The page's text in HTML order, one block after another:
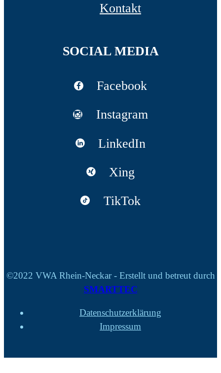
Kontakt
SOCIAL MEDIA
Facebook
Instagram
LinkedIn
Xing
TikTok
©2022 VWA Rhein-Neckar - Erstellt und betreut durch
SMARTTEC
Datenschutzerklärung
Impressum